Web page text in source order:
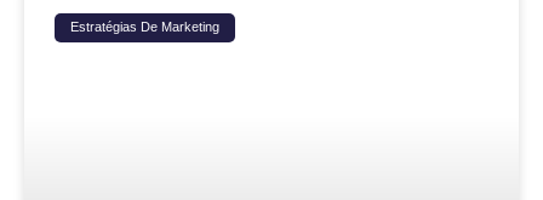
Estratégias De Marketing